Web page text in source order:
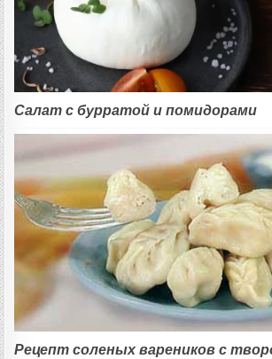
Салат с бурратой и помидорами
Рецепт соленых вареников с